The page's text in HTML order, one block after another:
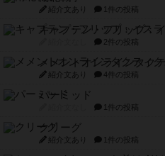
紹介文あり 1件の投稿
キャプテン・フリップ：
2件の投稿
メメントオンラインタク
紹介文あり 4件の投稿
パーミッド
1件の投稿
クリーグ
紹介文あり 1件の投稿